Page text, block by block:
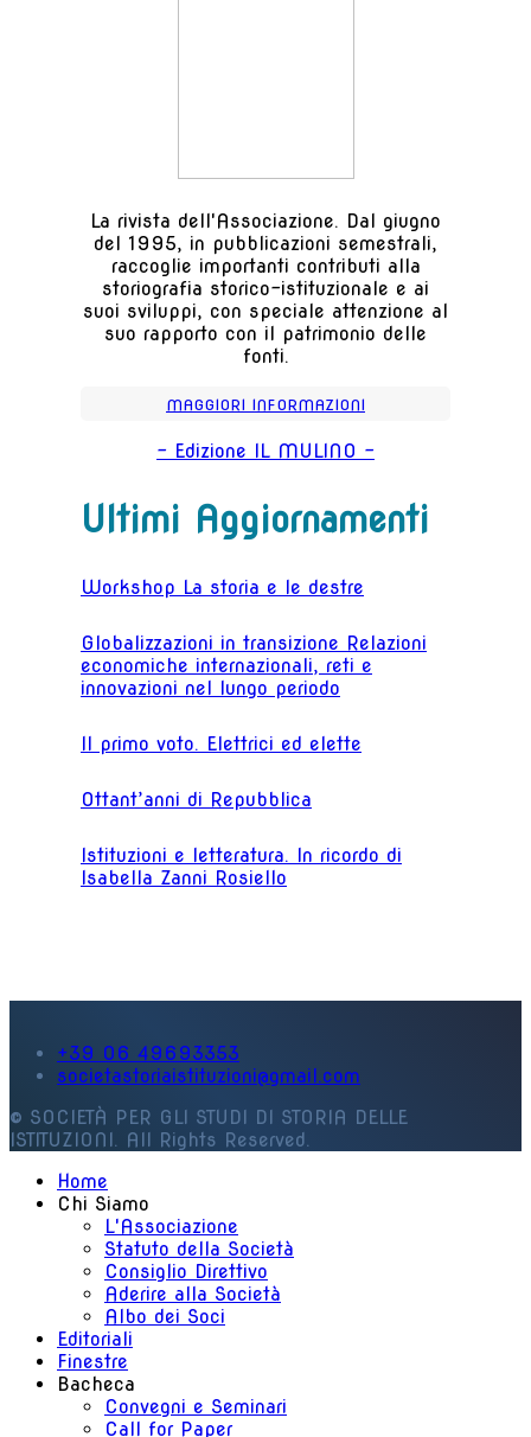
La rivista dell'Associazione. Dal giugno
del 1995, in pubblicazioni semestrali,
raccoglie importanti contributi alla
storiografia storico-istituzionale e ai
suoi sviluppi, con speciale attenzione al
suo rapporto con il patrimonio delle
fonti.
MAGGIORI INFORMAZIONI
- Edizione IL MULINO -
Ultimi Aggiornamenti
Workshop La storia e le destre
Globalizzazioni in transizione Relazioni
economiche internazionali, reti e
innovazioni nel lungo periodo
Il primo voto. Elettrici ed elette
Ottant’anni di Repubblica
Istituzioni e letteratura. In ricordo di
Isabella Zanni Rosiello
+39 06 49693353
societastoriaistituzioni@gmail.com
© SOCIETÀ PER GLI STUDI DI STORIA DELLE
ISTITUZIONI. All Rights Reserved.
Home
Chi Siamo
L'Associazione
Statuto della Società
Consiglio Direttivo
Aderire alla Società
Albo dei Soci
Editoriali
Finestre
Bacheca
Convegni e Seminari
Call for Paper